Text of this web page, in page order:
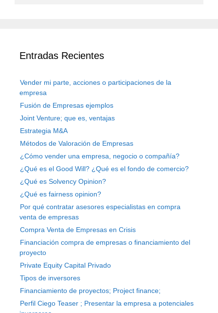
Entradas Recientes
Vender mi parte, acciones o participaciones de la
empresa
Fusión de Empresas ejemplos
Joint Venture; que es, ventajas
Estrategia M&A
Métodos de Valoración de Empresas
¿Cómo vender una empresa, negocio o compañía?
¿Qué es el Good Will? ¿Qué es el fondo de comercio?
¿Qué es Solvency Opinion?
¿Qué es fairness opinion?
Por qué contratar asesores especialistas en compra
venta de empresas
Compra Venta de Empresas en Crisis
Financiación compra de empresas o financiamiento del
proyecto
Private Equity Capital Privado
Tipos de inversores
Financiamiento de proyectos; Project finance;
Perfil Ciego Teaser ; Presentar la empresa a potenciales